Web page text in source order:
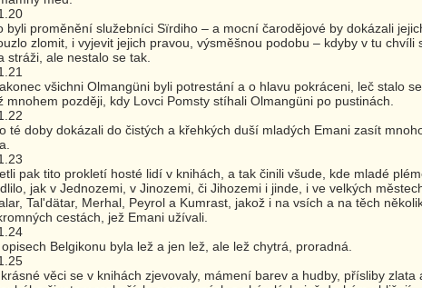
byli proměnění služebníci Sïrdiho – a mocní čarodějové by dokázali
zlomit, i vyjevit jejich pravou, výsměšnou podobu – kdyby v tu chvíli
stráži, ale nestalo se tak.
všichni Olmangüni byli potrestání a o hlavu pokráceni, leč stalo
mnohem později, kdy Lovci Pomsty stíhali Olmangüni po pustinách.
té doby dokázali do čistých a křehkých duší mladých Emani zasít
pak tito prokletí hosté lidí v knihách, a tak činili všude, kde mladé
jak v Jednozemi, v Jinozemi, či Jihozemi i jinde, i ve velkých
Tal'dätar, Merhal, Peyrol a Kumrast, jakož i na vsích a na těch
cestách, jež Emani užívali.
Belgikonu byla lež a jen lež, ale lež chytrá, proradná.
věci se v knihách zjevovaly, mámení barev a hudby, přísliby zlata